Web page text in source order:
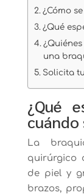
¿Cómo
¿Qué
una
Solicita
¿Qué
cuándo
La
quirúrgico
de piel y
brazos,